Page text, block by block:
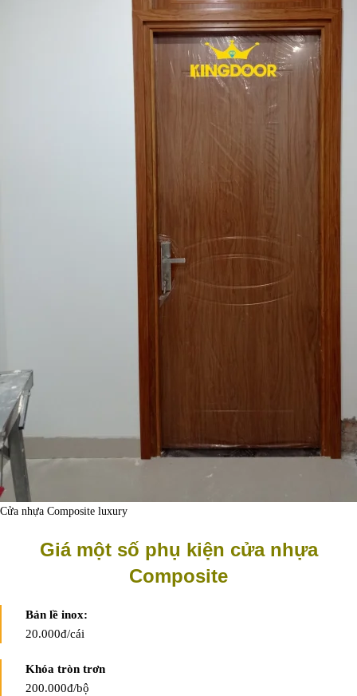
Cửa nhựa Composite luxury
Giá một số phụ kiện cửa nhựa
Composite
Bản lề inox:
20.000đ/cái
Khóa tròn trơn
200.000đ/bộ